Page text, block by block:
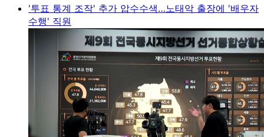
'투표 통계 조작' 추가 압수수색…노태악 출장에 '배우자
수행' 직원